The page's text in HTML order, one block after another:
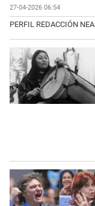
27-04-2026 06:54
PERFIL REDACCIÓN NEA